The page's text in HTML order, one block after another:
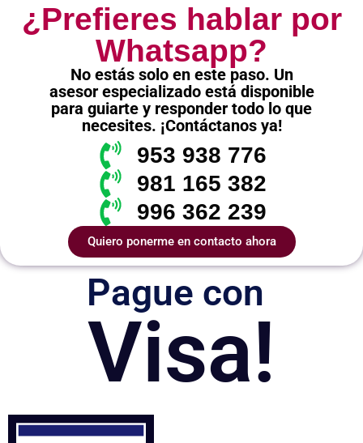
¿Prefieres hablar por
Whatsapp?
No estás solo en este paso. Un
asesor especializado está disponible
para guiarte y responder todo lo que
necesites. ¡Contáctanos ya!
953 938 776
981 165 382
996 362 239
Quiero ponerme en contacto ahora
Pague con
Visa!